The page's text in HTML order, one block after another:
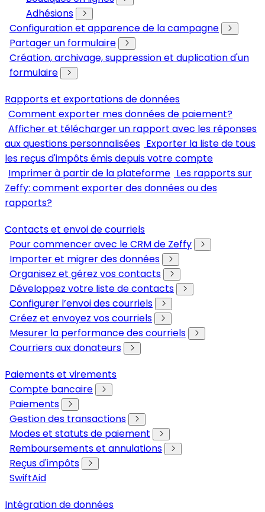
Adhésions
Configuration et apparence de la campagne
Partager un formulaire
Création, archivage, suppression et duplication d'un
formulaire
Rapports et exportations de données
Comment exporter mes données de paiement?
Afficher et télécharger un rapport avec les réponses
aux questions personnalisées Exporter la liste de tous
les reçus d'impôts émis depuis votre compte
Imprimer à partir de la plateforme Les rapports sur
Zeffy: comment exporter des données ou des
rapports?
Contacts et envoi de courriels
Pour commencer avec le CRM de Zeffy
Importer et migrer des données
Organisez et gérez vos contacts
Développez votre liste de contacts
Configurer l’envoi des courriels
Créez et envoyez vos courriels
Mesurer la performance des courriels
Courriers aux donateurs
Paiements et virements
Compte bancaire
Paiements
Gestion des transactions
Modes et statuts de paiement
Remboursements et annulations
Reçus d'impôts
SwiftAid
Intégration de données